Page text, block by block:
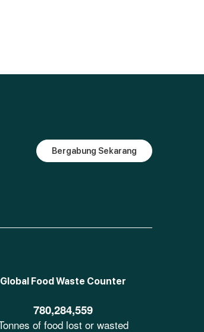
Bergabung Sekarang
Global Food Waste Counter